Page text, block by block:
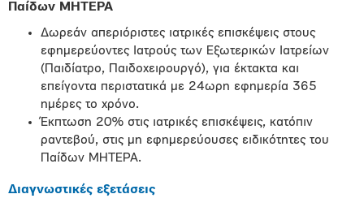
Παίδων ΜΗΤΕΡΑ
Δωρεάν απεριόριστες ιατρικές επισκέψεις στους
εφημερεύοντες Ιατρούς των Εξωτερικών Ιατρείων
(Παιδίατρο, Παιδοχειρουργό), για έκτακτα και
επείγοντα περιστατικά με 24ωρη εφημερία 365
ημέρες το χρόνο.
Έκπτωση 20% στις ιατρικές επισκέψεις, κατόπιν
ραντεβού, στις μη εφημερεύουσες ειδικότητες του
Παίδων ΜΗΤΕΡΑ.
Διαγνωστικές εξετάσεις